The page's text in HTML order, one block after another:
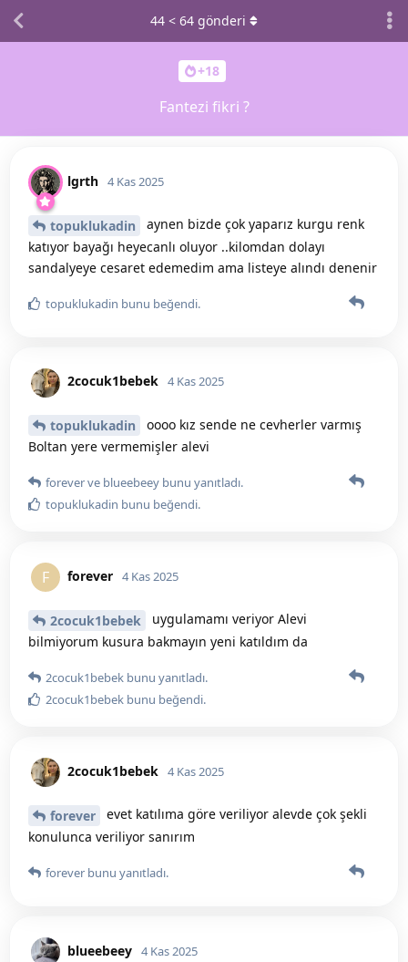
+18
Fantezi fikri ?
44 < 64 gönderi
lgrth 4 Kas 2025
topuklukadin
aynen bizde çok yaparız kurgu renk
katıyor bayağı heyecanlı oluyor ..kilomdan dolayı
sandalyeye cesaret edemedim ama listeye alındı denenir
topuklukadin bunu beğendi.
2cocuk1bebek 4 Kas 2025
topuklukadin
oooo kız sende ne cevherler varmış
Boltan yere vermemişler alevi
foreverve blueebeey bunu yanıtladı.
topuklukadin bunu beğendi.
F forever 4 Kas 2025
2cocuk1bebek
uygulamamı veriyor Alevi
bilmiyorum kusura bakmayın yeni katıldım da
2cocuk1bebek bunu yanıtladı.
2cocuk1bebek bunu beğendi.
2cocuk1bebek 4 Kas 2025
forever
evet katılıma göre veriliyor alevde çok şekli
konulunca veriliyor sanırım
forever bunu yanıtladı.
blueebeey 4 Kas 2025